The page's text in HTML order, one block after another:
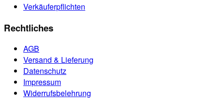
Verkäuferpflichten
Rechtliches
AGB
Versand & Lieferung
Datenschutz
Impressum
Widerrufsbelehrung